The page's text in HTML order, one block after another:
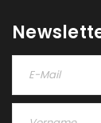
Passwort